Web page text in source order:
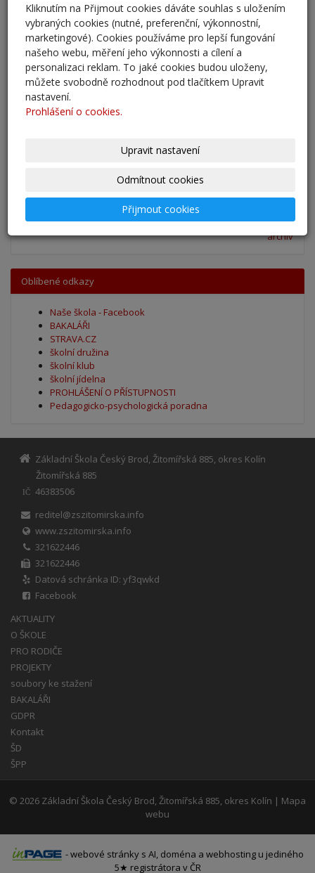
Pěšky do školy
29. 8. 2025
Adaptační kurzy
27. 8. 2025
Výsledky - přestup do 6. očníku
30. 5. 2025
archív
Oblíbené odkazy
Naše škola - Facebook
BAKALÁŘI
STRAVA.CZ
školní družina
školní klub
školní jídelna
PROHLÁŠENÍ O PŘÍSTUPNOSTI
Pedagogicko-psychologická poradna
Základní Škola Český Brod, Žitomířská 885, okres Kolín
Žitomířská 885
IČ
46383506
reditel@zszitomirska.info
www.zszitomirska.info
321622446
321622446
Datová schránka ID: yf3qwkd
Facebook
AKTUALITY
O ŠKOLE
PRO RODIČE
PROJEKTY
soubory ke stažení
BAKALÁŘI
GDPR
Kontakt
ŠD
ŠPP
© 2026 Základní Škola Český Brod, Žitomířská 885, okres Kolín | Mapa
webu
-webové stránky s AI, doména a webhosting u jediného
5★ registrátora v ČR
Kliknutím na Přijmout cookies dáváte souhlas s uložením
vybraných cookies (nutné, preferenční, výkonnostní,
marketingové). Cookies používáme pro lepší fungování
našeho webu, měření jeho výkonnosti a cílení a
personalizaci reklam. To jaké cookies budou uloženy,
můžete svobodně rozhodnout pod tlačítkem Upravit
nastavení.
Prohlášení o cookies.
Upravit nastavení
Odmítnout cookies
Přijmout cookies